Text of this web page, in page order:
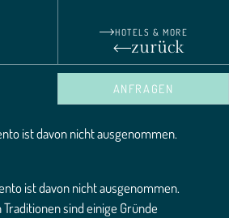
HOTELS & MORE
ANFRAGEN
zurück
ist davon nicht ausgenommen.
ist davon nicht ausgenommen.
sind einige Gründe